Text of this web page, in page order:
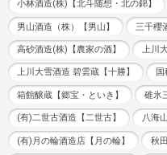
小林酒造(株)【北斗随想・北の錦】
男山酒造（株）【男山】 三千櫻
高砂酒造(株)【農家の酒】 上川
上川大雪酒造 碧雲蔵【十勝】 国
箱館醸蔵【郷宝・といき】 碓氷
(有)二世古酒造【二世古】 八海
(有)月の輪酒造店【月の輪】 秋